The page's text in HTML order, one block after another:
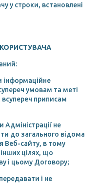
у строки, встановлені
інформаційне
умовам та меті
приписам
Адміністрації не
до загального відома
Веб-сайту, в тому
цілях, що
і цьому Договору;
і не